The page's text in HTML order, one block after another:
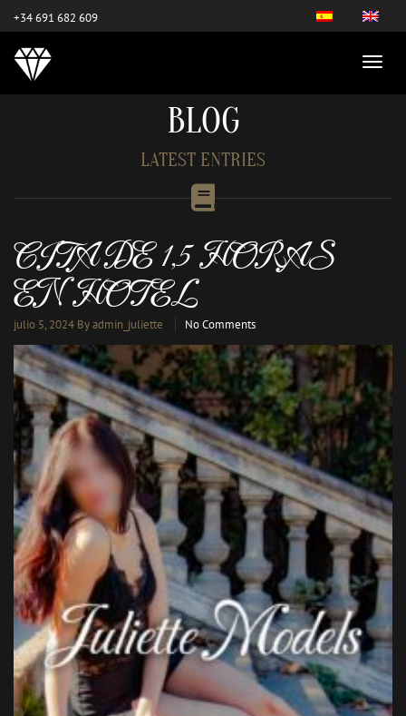
+34 691 682 609
BLOG
LATEST ENTRIES
CITA DE 1,5 HORAS
EN HOTEL
julio 5, 2024 By admin_juliette No Comments